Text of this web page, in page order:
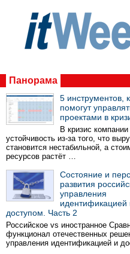
Панорама
5 инструментов,
помогут
проектами в
В кризис
устойчивость из-за того, что
становится нестабильной, а
ресурсов растёт …
Состояние и
развития
управления
идентификацией
доступом. Часть 2
Российское vs иностранное
функционал отечественных
управления идентификацией и